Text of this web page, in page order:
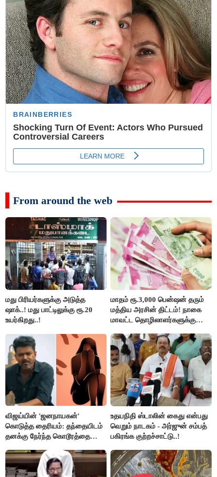
From around the web
மது பிரியர்களுக்கு அடுத்த
ஷாக்..! மது பாட்டிலுக்கு ரூ.20
உயர்கிறது..!
மாதம் ரூ.3,000 பென்ஷன் தரும்
மத்திய அரசின் திட்டம்! நாகை
மாவட்ட தொழிலாளர்களுக்கு
செய்தி!
விஜய்யின் 'ஜனநாயகன்'
கொடுத்த தைரியம்: தந்தையிடம்
தனக்கு நேர்ந்த கொடூரத்தை
உதயநிதி ஸ்டாலின் கைது என்பது
வெறும் நாடகம் - அர்ஜுன் சம்பத்
பகிரங்க குற்றச்சாட்டு..!